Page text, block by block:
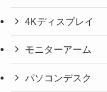
4Kディスプレイ
モニターアーム
パソコンデスク